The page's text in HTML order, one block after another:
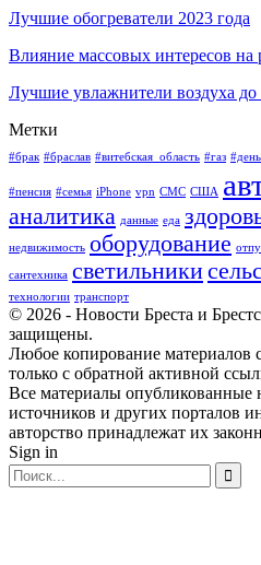
Лучшие обогреватели 2023 года
Влияние массовых интересов
Лучшие увлажнители воздуха до
Метки
#брак #браслав #витебская_область #газ
#пенсия #семья iPhone vpn СМС США
аналитика данные еда
недвижимость оборудование
сантехника светильники
технологии транспорт
© 2026 - Новости Бреста и
защищены.
Любое копирование материалов
только с обратной активной
Все материалы опубликованные
источников и других порталов
авторство принадлежат их
Sign in